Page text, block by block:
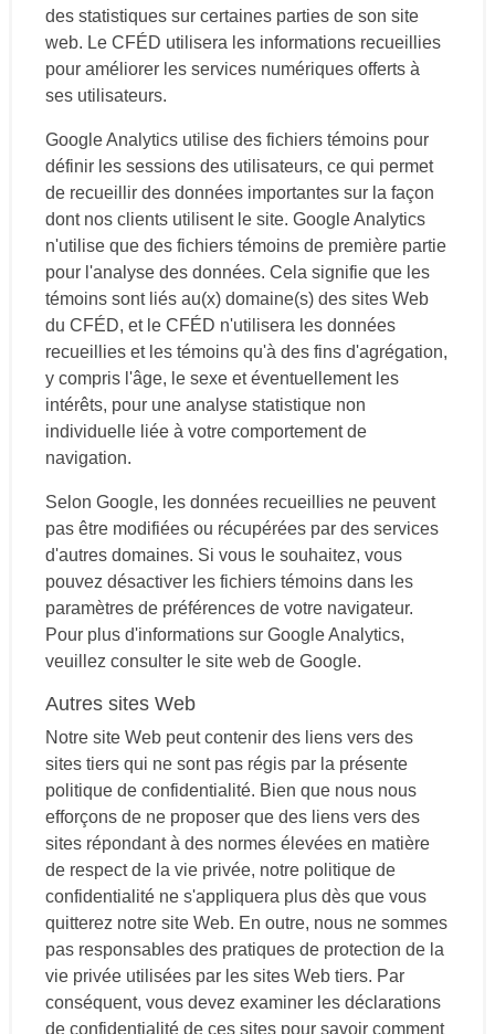
des statistiques sur certaines parties de son site
web. Le CFÉD utilisera les informations recueillies
pour améliorer les services numériques offerts à
ses utilisateurs.
Google Analytics utilise des fichiers témoins pour
définir les sessions des utilisateurs, ce qui permet
de recueillir des données importantes sur la façon
dont nos clients utilisent le site. Google Analytics
n'utilise que des fichiers témoins de première partie
pour l'analyse des données. Cela signifie que les
témoins sont liés au(x) domaine(s) des sites Web
du CFÉD, et le CFÉD n'utilisera les données
recueillies et les témoins qu'à des fins d'agrégation,
y compris l'âge, le sexe et éventuellement les
intérêts, pour une analyse statistique non
individuelle liée à votre comportement de
navigation.
Selon Google, les données recueillies ne peuvent
pas être modifiées ou récupérées par des services
d'autres domaines. Si vous le souhaitez, vous
pouvez désactiver les fichiers témoins dans les
paramètres de préférences de votre navigateur.
Pour plus d'informations sur Google Analytics,
veuillez consulter le site web de Google.
Autres sites Web
Notre site Web peut contenir des liens vers des
sites tiers qui ne sont pas régis par la présente
politique de confidentialité. Bien que nous nous
efforçons de ne proposer que des liens vers des
sites répondant à des normes élevées en matière
de respect de la vie privée, notre politique de
confidentialité ne s'appliquera plus dès que vous
quitterez notre site Web. En outre, nous ne sommes
pas responsables des pratiques de protection de la
vie privée utilisées par les sites Web tiers. Par
conséquent, vous devez examiner les déclarations
de confidentialité de ces sites pour savoir comment